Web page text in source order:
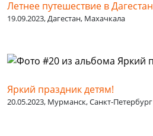
Летнее путешествие в Дагестан
19.09.2023, Дагестан, Махачкала
Яркий праздник детям!
20.05.2023, Мурманск, Санкт-Петербург